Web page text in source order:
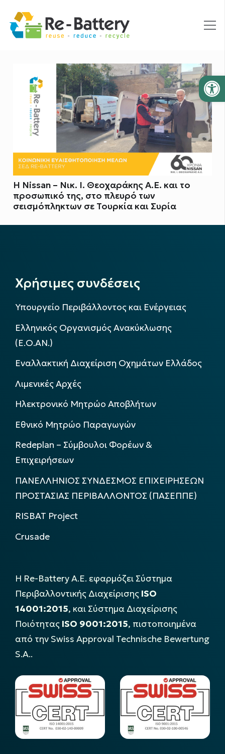
Η Nissan – Νικ. Ι. Θεοχαράκης Α.Ε. και το
προσωπικό της, στο πλευρό των
σεισμόπληκτων σε Τουρκία και Συρία
Χρήσιμες συνδέσεις
Υπουργείο Περιβάλλοντος και Ενέργειας
Ελληνικός Οργανισμός Ανακύκλωσης
(Ε.Ο.ΑΝ.)
Εναλλακτική Διαχείριση Οχημάτων Ελλάδος
Λιμενικές Αρχές
Ηλεκτρονικό Μητρώο Αποβλήτων
Εθνικό Μητρώο Παραγωγών
Redeplan – Σύμβουλοι Φορέων &
Επιχειρήσεων
ΠΑΝΕΛΛΗΝΙΟΣ ΣΥΝΔΕΣΜΟΣ ΕΠΙΧΕΙΡΗΣΕΩΝ
ΠΡΟΣΤΑΣΙΑΣ ΠΕΡΙΒΑΛΛΟΝΤΟΣ (ΠΑΣΕΠΠΕ)
RISBAT Project
Crusade
Η Re-Battery Α.Ε. εφαρμόζει Σύστημα
Περιβαλλοντικής Διαχείρισης ISO
14001:2015, και Σύστημα Διαχείρισης
Ποιότητας ISO 9001:2015, πιστοποιημένα
από την Swiss Approval Technische Bewertung
S.A..